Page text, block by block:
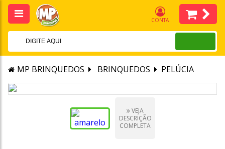
CONTA
MP BRINQUEDOS BRINQUEDOS PELÚCIA
VEJA
DESCRIÇÃO
COMPLETA